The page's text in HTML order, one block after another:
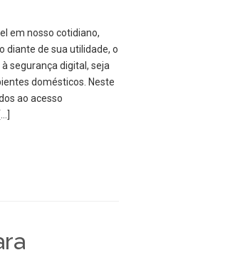
em nosso cotidiano,
diante de sua utilidade, o
segurança digital, seja
domésticos. Neste
ao acesso